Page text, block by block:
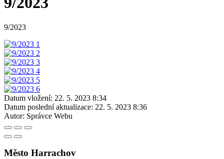
9/2023
Datum vložení: 22. 5. 2023 8:34
Datum poslední aktualizace: 22. 5. 2023 8:36
Autor: Správce Webu
Město Harrachov